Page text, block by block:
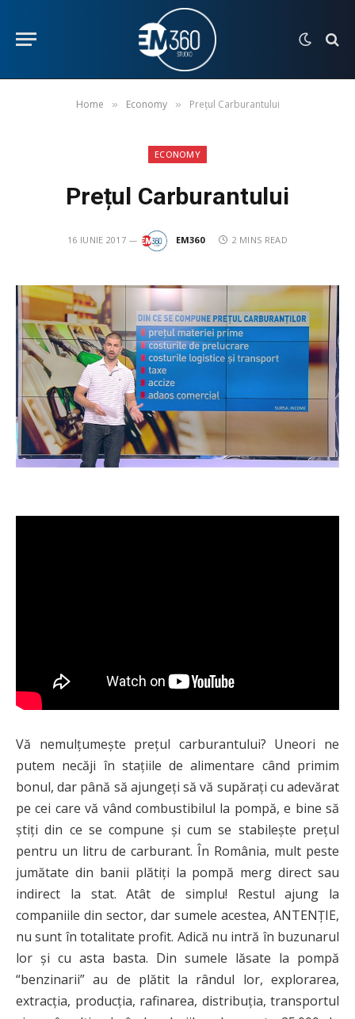
Home » Economy » Prețul Carburantului
ECONOMY
Prețul Carburantului
16 IUNIE 2017 EM360 2 MINS READ
Vă nemulţumeşte preţul carburantului? Uneori ne
putem necăji în stațiile de alimentare când primim
bonul, dar până să ajungeţi să vă supărați cu adevărat
pe cei care vă vând combustibilul la pompă, e bine să
ştiţi din ce se compune și cum se stabilește prețul
pentru un litru de carburant. În România, mult peste
jumătate din banii plătiţi la pompă merg direct sau
indirect la stat. Atât de simplu! Restul ajung la
companiile din sector, dar sumele acestea, ANTENŢIE,
nu sunt în totalitate profit. Adică nu intră în buzunarul
lor şi cu asta basta. Din sumele lăsate la pompă
“benzinarii” au de plătit la rândul lor, explorarea,
extracția, producţia, rafinarea, distribuţia, transportul